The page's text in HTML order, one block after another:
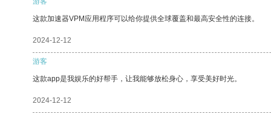
这款加速器VPM应用程序可以给你提供全球覆盖和最高安全性的连接。
2024-12-12
游客
这款app是我娱乐的好帮手，让我能够放松身心，享受美好时光。
2024-12-12